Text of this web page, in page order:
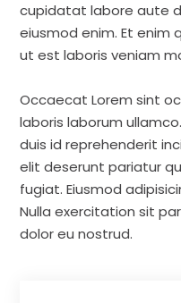
cupidatat labore aute
eiusmod enim. Et enim
ut est laboris veniam
Occaecat Lorem sint
laboris laborum
duis id reprehenderit
elit deserunt pariatur
fugiat. Eiusmod
Nulla exercitation sit
dolor eu nostrud.